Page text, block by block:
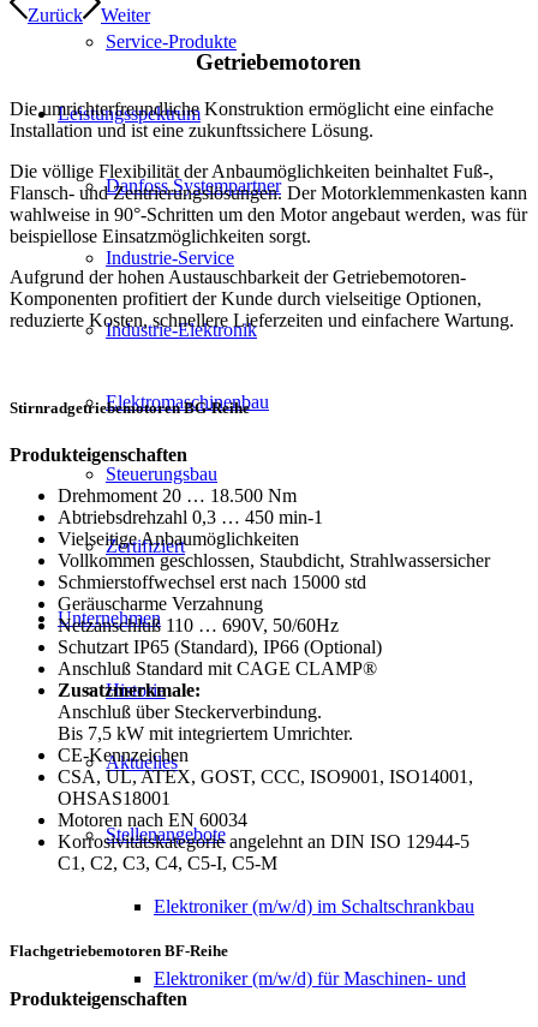
Service-Produkte
Leistungsspektrum
Danfoss Systempartner
Industrie-Service
Industrie-Elektronik
Elektromaschinenbau
Steuerungsbau
Zertifiziert
Unternehmen
Historie
Aktuelles
Stellenangebote
Elektroniker (m/w/d) im Schaltschrankbau
Elektroniker (m/w/d) für Maschinen- und
Zurück Weiter
Getriebemotoren
Die umrichterfreundliche Konstruktion ermöglicht eine einfache
Installation und ist eine zukunftssichere Lösung.
Die völlige Flexibilität der Anbaumöglichkeiten beinhaltet Fuß-,
Flansch- und Zentrierungslösungen. Der Motorklemmenkasten kann
wahlweise in 90°-Schritten um den Motor angebaut werden, was für
beispiellose Einsatzmöglichkeiten sorgt.
Aufgrund der hohen Austauschbarkeit der Getriebemotoren-
Komponenten profitiert der Kunde durch vielseitige Optionen,
reduzierte Kosten, schnellere Lieferzeiten und einfachere Wartung.
Stirnradgetriebemotoren BG-Reihe
Produkteigenschaften
Drehmoment 20 … 18.500 Nm
Abtriebsdrehzahl 0,3 … 450 min-1
Vielseitige Anbaumöglichkeiten
Vollkommen geschlossen, Staubdicht, Strahlwassersicher
Schmierstoffwechsel erst nach 15000 std
Geräuscharme Verzahnung
Netzanschluß 110 … 690V, 50/60Hz
Schutzart IP65 (Standard), IP66 (Optional)
Anschluß Standard mit CAGE CLAMP®
Zusatzmerkmale:
Anschluß über Steckerverbindung.
Bis 7,5 kW mit integriertem Umrichter.
CE-Kennzeichen
CSA, UL, ATEX, GOST, CCC, ISO9001, ISO14001,
OHSAS18001
Motoren nach EN 60034
Korrosivitätskategorie angelehnt an DIN ISO 12944-5
C1, C2, C3, C4, C5-I, C5-M
Flachgetriebemotoren BF-Reihe
Produkteigenschaften